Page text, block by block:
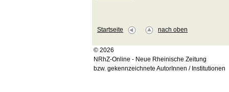
Startseite nach oben
© 2026
NRhZ-Online - Neue Rheinische Zeitung
bzw. gekennzeichnete AutorInnen / Institutionen